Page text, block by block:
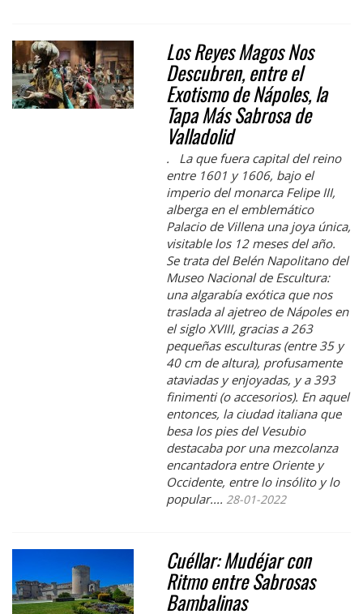
Los Reyes Magos Nos
Descubren, entre el
Exotismo de Nápoles, la
Tapa Más Sabrosa de
Valladolid
. La que fuera capital del reino
entre 1601 y 1606, bajo el
imperio del monarca Felipe III,
alberga en el emblemático
Palacio de Villena una joya única,
visitable los 12 meses del año.
Se trata del Belén Napolitano del
Museo Nacional de Escultura:
una algarabía exótica que nos
traslada al ajetreo de Nápoles en
el siglo XVIII, gracias a 263
pequeñas esculturas (entre 35 y
40 cm de altura), profusamente
ataviadas y enjoyadas, y a 393
finimenti (o accesorios). En aquel
entonces, la ciudad italiana que
besa los pies del Vesubio
destacaba por una mezcolanza
encantadora entre Oriente y
Occidente, entre lo insólito y lo
popular.... 28-01-2022
Cuéllar: Mudéjar con
Ritmo entre Sabrosas
Bambalinas